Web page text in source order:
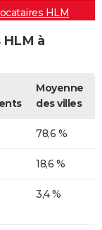
HLM
à
Moyenne
des villes
78,6 %
18,6 %
3,4 %